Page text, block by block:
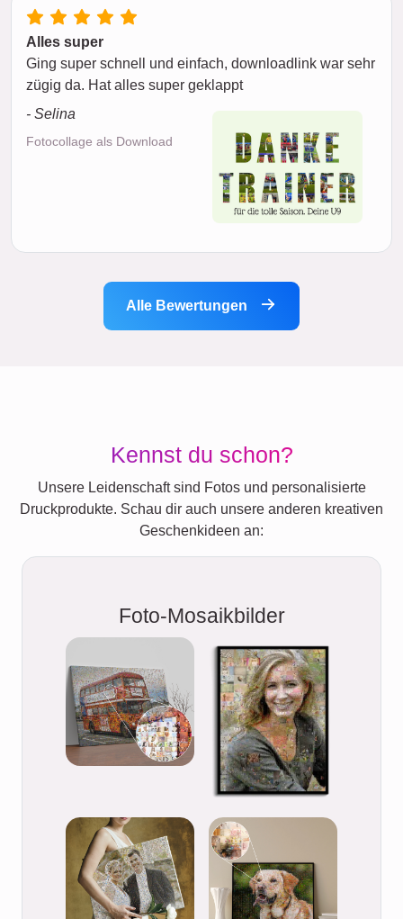
Alles super
Ging super schnell und einfach, downloadlink war sehr
zügig da. Hat alles super geklappt
- Selina
Fotocollage als Download
Alle Bewertungen
Kennst du schon?
Unsere Leidenschaft sind Fotos und personalisierte
Druckprodukte. Schau dir auch unsere anderen kreativen
Geschenkideen an:
Foto-Mosaikbilder